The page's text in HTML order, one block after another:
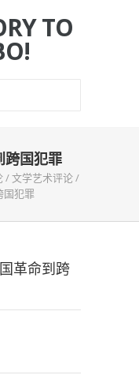
TO
跨国犯罪
/文学艺术评论/
国犯罪
革命到跨